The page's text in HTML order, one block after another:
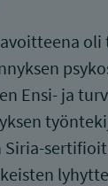
oli
Ensi- ja